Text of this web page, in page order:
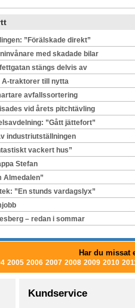
”Förälskade direkt”
med skadade bilar
stängs delvis av
A-traktorer till nytta
avfallssortering
vid årets pitchtävling
”Gått jättefort”
industriutställningen
vackert hus”
Stefan
Almedalen”
”En stunds vardagslyx”
– redan i sommar
Har du missat
2005 2006 2007 2008 2009 2010
Kundservice